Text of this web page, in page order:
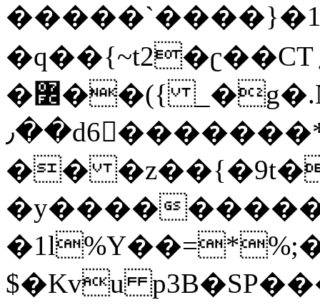
�q��{~t2�ʗ��CT؍���������{�~}ur����u�}o����(�:�j���=����{�۝Vo�An��J^��������M\M�'{{l�i
�߼��({ _�g�.Nfӻg����f7z91o^��̤^�>��2�`�:|#dk�{>�>>&�tsw�Nwo�?
٫��d6򆧇�������*��[|^]oo���NW~zz>�X&�u�=K?
��
�y����
$�Kvu